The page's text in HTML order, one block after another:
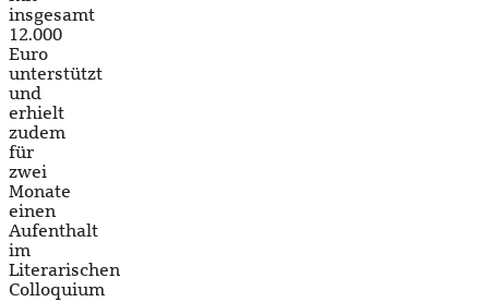
insgesamt
12.000
Euro
unterstützt
und
erhielt
zudem
für
zwei
Monate
einen
Aufenthalt
im
Literarischen
Colloquium